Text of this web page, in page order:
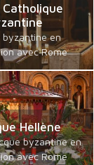
Catholique
byzantine en
avec Rome
Hellène
byzantine en
avec Rome